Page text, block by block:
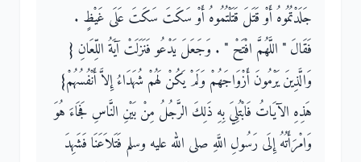
جَلَدْتُمُوهُ أَوْ قَتَلَ قَتَلْتُمُوهُ أَوْ سَكَتَ سَكَتَ عَلَى غَيْظٍ ‏.‏
فَقَالَ ‏"‏ اللَّهُمَّ افْتَحْ ‏"‏ ‏.‏ وَجَعَلَ يَدْعُو فَنَزَلَتْ آيَةُ اللِّعَانِ ‏{‏
وَالَّذِينَ يَرْمُونَ أَزْوَاجَهُمْ وَلَمْ يَكُنْ لَهُمْ شُهَدَاءُ إِلاَّ أَنْفُسُهُمْ‏}‏
هَذِهِ الآيَاتُ فَابْتُلِيَ بِهِ ذَلِكَ الرَّجُلُ مِنْ بَيْنِ النَّاسِ فَجَاءَ هُوَ
وَامْرَأَتُهُ إِلَى رَسُولِ اللَّهِ صلى الله عليه وسلم فَتَلاَعَنَا فَشَهِدَ